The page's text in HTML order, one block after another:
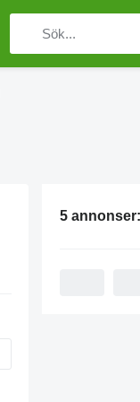
5 annonser: